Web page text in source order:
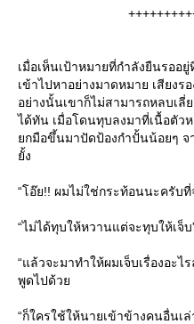
เมื่อเห็นเป้าหมายที่กำลังยืนรออ
เข้าไปหาอย่างมาดหมาย เสียงร
อย่างนั้นเขาก็ไม่สามารถหลบเลี่
ได้ทัน เมื่อโดนทุบลงมาที่เนื้อตัว
ยกมือขึ้นมาปัดป้องกำปั้นน้อยๆ จ
ยั้ง
“โอ๊ย!! ผมไม่ใช่กระท้อนนะครับ
“ไม่ได้ทุบให้หวานแต่จะทุบให้เจ็บ
“แล้วจะมาทำให้ผมเจ็บเรื่องอะ
พูดไปด้วย
“ก็ใครใช้ให้นายเข้าข้างคนอื่นเ